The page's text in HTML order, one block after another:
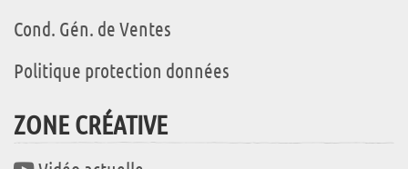
Cond. Gén. de Ventes
Politique protection données
ZONE CRÉATIVE